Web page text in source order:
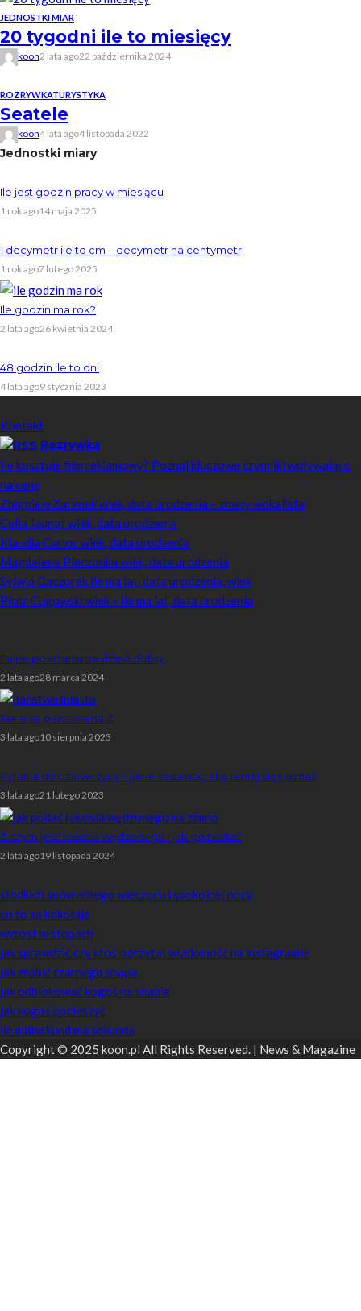
JEDNOSTKI MIAR
20 tygodni ile to miesięcy
koon2 lata ago22 października 2024
ROZRYWKATURYSTYKA
Seatele
koon4 lata ago4 listopada 2022
Jednostki miary
Ile jest godzin pracy w miesiącu
1 rok ago14 maja 2025
1 decymetr ile to cm – decymetr na centymetr
1 rok ago7 lutego 2025
Ile godzin ma rok?
2 lata ago26 kwietnia 2024
48 godzin ile to dni
4 lata ago9 stycznia 2023
Kontakt
Rozrywka
Ile kosztuje film reklamowy? Poznaj kluczowe czynniki wpływające
na cenę
Zbigniew Zaranek wiek, data urodzenia – znany wokalista
Celia Jaunat wiek, data urodzenia
Klaudia Carlos wiek, data urodzenia
Magdalena Pieczonka wiek, data urodzenia
Sylwia Gaczorek ile ma lat, data urodzenia, wiek
Piotr Cugowski wiek – ile ma lat, data urodzenia
Fajne powitania na dzień dobry
2 lata ago28 marca 2024
Jakie są państwa na Z
3 lata ago10 sierpnia 2023
Pytania do dziewczyny – jakie zadawać, aby lepiej się poznać
3 lata ago21 lutego 2023
Z czym jeść łososia wędzonego i jak go podać
2 lata ago19 listopada 2024
słodkich snów miłego wieczoru i spokojnej nocy
co to są kokołaje
wzrost w stopach
jak sprawdzić czy ktoś odczytał wiadomość na instagramie
jak zrobić czarnego snapa
jak odblokować kogoś na snapie
jak kogoś pocieszyć
ile milisekund ma sekunda
Copyright © 2025 koon.pl All Rights Reserved. | News & Magazine